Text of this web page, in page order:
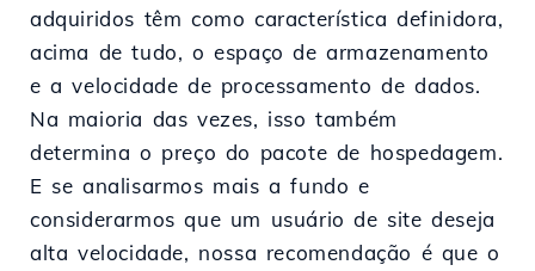
adquiridos têm como característica definidora,
acima de tudo, o espaço de armazenamento
e a velocidade de processamento de dados.
Na maioria das vezes, isso também
determina o preço do pacote de hospedagem.
E se analisarmos mais a fundo e
considerarmos que um usuário de site deseja
alta velocidade, nossa recomendação é que o